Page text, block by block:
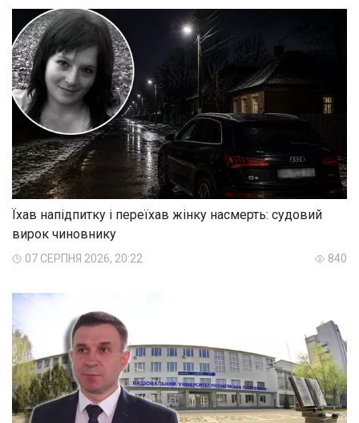
Їхав напідпитку і переїхав жінку насмерть: судовий
вирок чиновнику
07 СЕРПНЯ 2026, 20:22 840